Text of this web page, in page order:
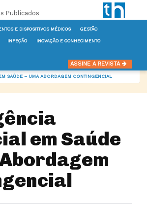
Publicados
E DISPOSITIVOS MÉDICOS GESTÃO
INFEÇÃO INOVAÇÃO E CONHECIMENTO
ASSINE A REVISTA
SAÚDE – UMA ABORDAGEM CONTINGENCIAL
em Saúde